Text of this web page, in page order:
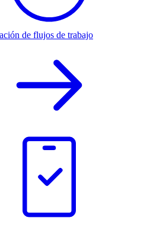
de flujos de trabajo